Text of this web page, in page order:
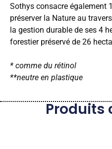
Sothys consacre également
préserver la Nature au
la gestion durable de ses 4
forestier préservé de 26
* comme du rétinol
**neutre en plastique
Produits